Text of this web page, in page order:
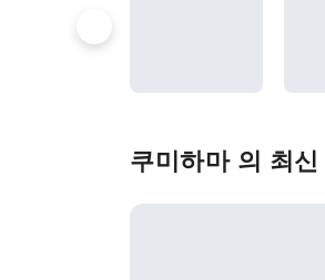
쿠미하마 의 최